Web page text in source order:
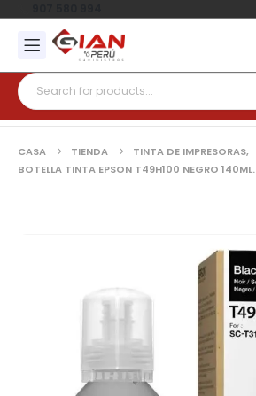
CASA TIENDA TINTA DE IMPRESORAS,
BOTELLA TINTA EPSON T49H100 NEGRO 140ML.